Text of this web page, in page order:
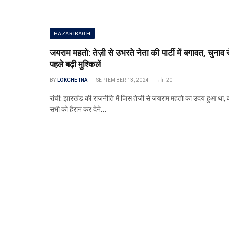
HAZARIBAGH
जयराम महतो: तेज़ी से उभरते नेता की पार्टी में बगावत, चुनाव
पहले बढ़ी मुश्किलें
BY LOKCHETNA SEPTEMBER 13, 2024 20
रांची: झारखंड की राजनीति में जिस तेजी से जयराम महतो का उदय हुआ था,
सभी को हैरान कर देने…